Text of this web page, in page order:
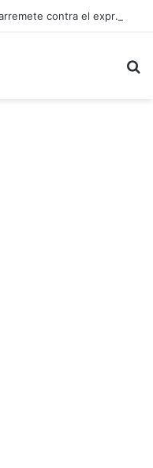
La exdiputada Maribel Espinoza arremete contra el expresidente Juan Orlando Hernández